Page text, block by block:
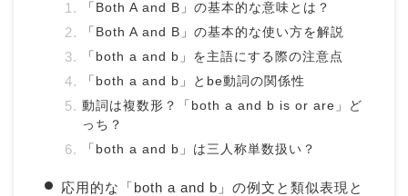
「Both A and B」の基本的な意味とは？
「Both A and B」の基本的な使い方を解説
「both a and b」を主語にする際の注意点
「both a and b」とbe動詞の関係性
動詞は複数形？「both a and b is or are」ど
っち？
「both a and b」は三人称単数扱い？
応用的な「both a and b」の例文と類似表現と